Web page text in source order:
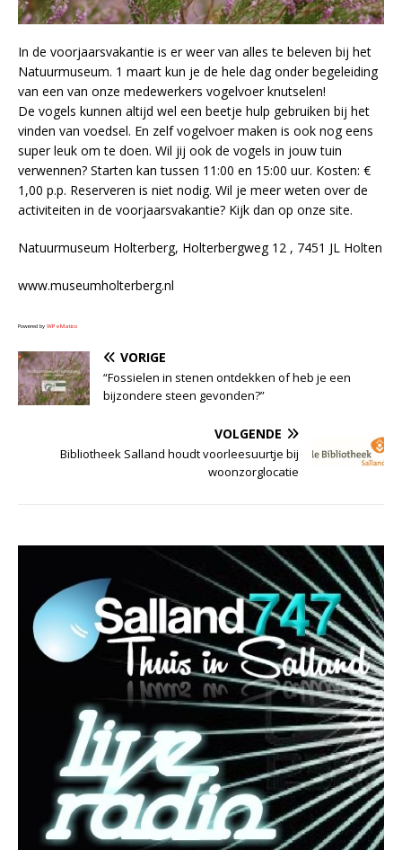
In de voorjaarsvakantie is er weer van alles te beleven bij het
Natuurmuseum. 1 maart kun je de hele dag onder begeleiding
van een van onze medewerkers vogelvoer knutselen!
De vogels kunnen altijd wel een beetje hulp gebruiken bij het
vinden van voedsel. En zelf vogelvoer maken is ook nog eens
super leuk om te doen. Wil jij ook de vogels in jouw tuin
verwennen? Starten kan tussen 11:00 en 15:00 uur. Kosten: €
1,00 p.p. Reserveren is niet nodig. Wil je meer weten over de
activiteiten in de voorjaarsvakantie? Kijk dan op onze site.
Natuurmuseum Holterberg, Holterbergweg 12 , 7451 JL Holten
www.museumholterberg.nl
Powered by WPeMatico
VORIGE
“Fossielen in stenen ontdekken of heb je een
bijzondere steen gevonden?”
VOLGENDE
Bibliotheek Salland houdt voorleesuurtje bij
woonzorglocatie